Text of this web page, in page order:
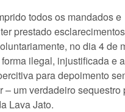
todos os mandados e
prestado
no dia 4 de
ilegal, injustificada e
para depoimento
– um verdadeiro sequestro
Lava Jato.